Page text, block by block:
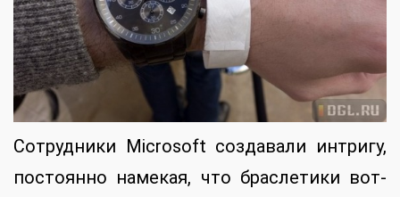
Сотрудники Microsoft создавали интригу,
постоянно намекая, что браслетики вот-